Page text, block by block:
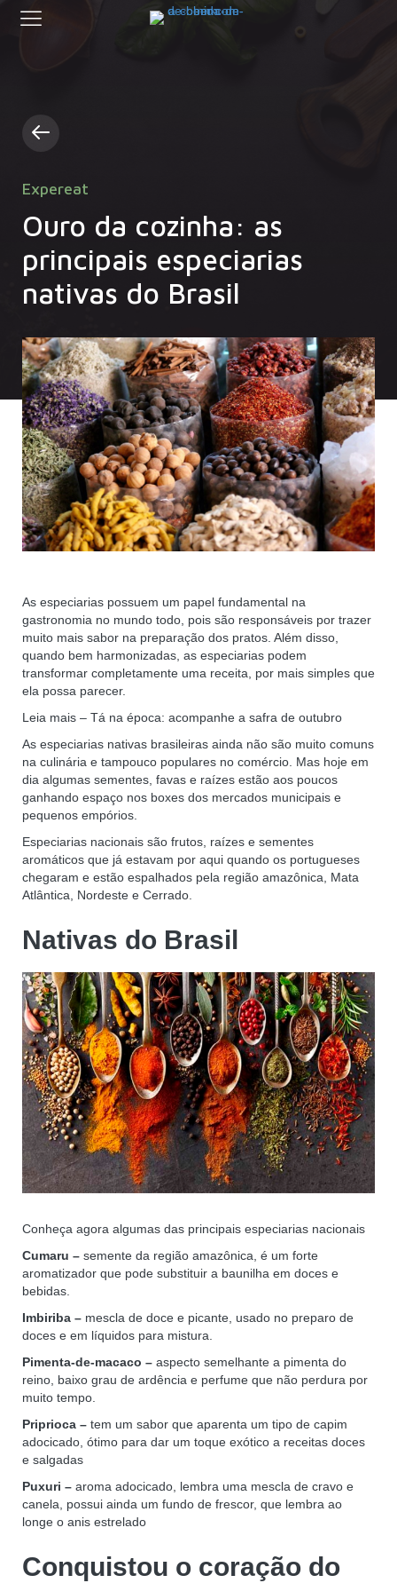
Expereat
Ouro da cozinha: as
principais especiarias
nativas do Brasil
As especiarias possuem um papel fundamental na
gastronomia no mundo todo, pois são responsáveis por trazer
muito mais sabor na preparação dos pratos. Além disso,
quando bem harmonizadas, as especiarias podem
transformar completamente uma receita, por mais simples que
ela possa parecer.
Leia mais – Tá na época: acompanhe a safra de outubro
As especiarias nativas brasileiras ainda não são muito comuns
na culinária e tampouco populares no comércio. Mas hoje em
dia algumas sementes, favas e raízes estão aos poucos
ganhando espaço nos boxes dos mercados municipais e
pequenos empórios.
Especiarias nacionais são frutos, raízes e sementes
aromáticos que já estavam por aqui quando os portugueses
chegaram e estão espalhados pela região amazônica, Mata
Atlântica, Nordeste e Cerrado.
Nativas do Brasil
Conheça agora algumas das principais especiarias nacionais
Cumaru – semente da região amazônica, é um forte
aromatizador que pode substituir a baunilha em doces e
bebidas.
Imbiriba – mescla de doce e picante, usado no preparo de
doces e em líquidos para mistura.
Pimenta-de-macaco – aspecto semelhante a pimenta do
reino, baixo grau de ardência e perfume que não perdura por
muito tempo.
Priprioca – tem um sabor que aparenta um tipo de capim
adocicado, ótimo para dar um toque exótico a receitas doces
e salgadas
Puxuri – aroma adocicado, lembra uma mescla de cravo e
canela, possui ainda um fundo de frescor, que lembra ao
longe o anis estrelado
Conquistou o coração do